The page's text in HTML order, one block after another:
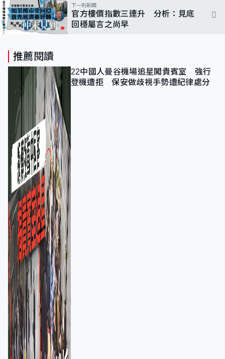
下一則新聞
官方樓價指數三連升 分析：見底
回穩屬言之尚早
推薦閱讀
22中國人曼谷機場追星闖貴賓室 強行
登機遭拒 保安做歧視手勢遭紀律處分